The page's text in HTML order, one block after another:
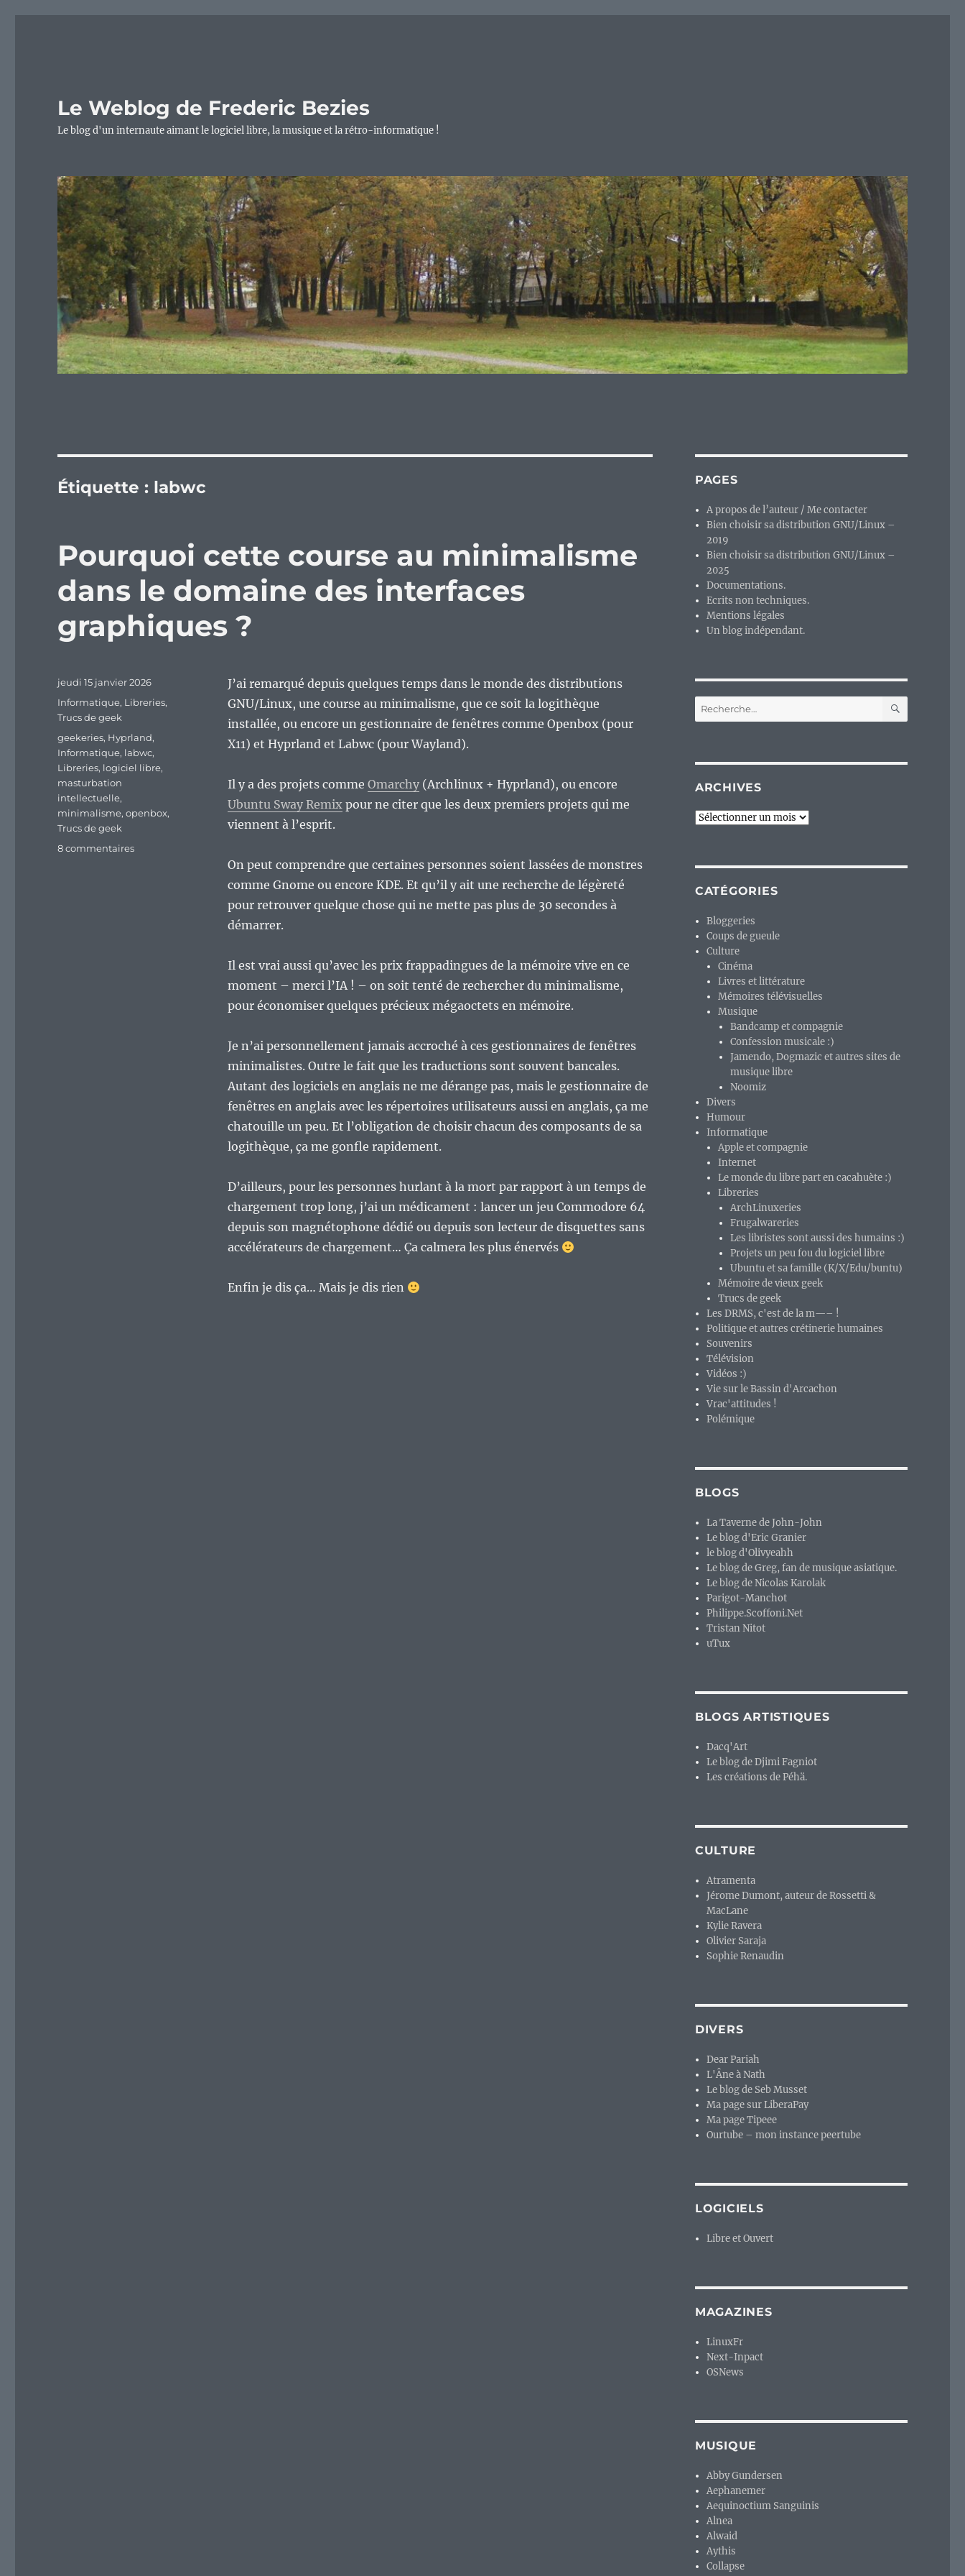
Le Weblog de Frederic Bezies
Le blog d'un internaute aimant le logiciel libre, la musique et la rétro-informatique !
Étiquette : labwc
Pourquoi cette course au minimalisme
dans le domaine des interfaces
graphiques ?
J’ai remarqué depuis quelques temps dans le monde des distributions
GNU/Linux, une course au minimalisme, que ce soit la logithèque
installée, ou encore un gestionnaire de fenêtres comme Openbox (pour
X11) et Hyprland et Labwc (pour Wayland).
Il y a des projets comme Omarchy(Archlinux + Hyprland), ou encore
Ubuntu Sway Remixpour ne citer que les deux premiers projets qui me
viennent à l’esprit.
On peut comprendre que certaines personnes soient lassées de monstres
comme Gnome ou encore KDE. Et qu’il y ait une recherche de légèreté
pour retrouver quelque chose qui ne mette pas plus de 30 secondes à
démarrer.
Il est vrai aussi qu’avec les prix frappadingues de la mémoire vive en ce
moment – merci l’IA ! – on soit tenté de rechercher du minimalisme,
pour économiser quelques précieux mégaoctets en mémoire.
Je n’ai personnellement jamais accroché à ces gestionnaires de fenêtres
minimalistes. Outre le fait que les traductions sont souvent bancales.
Autant des logiciels en anglais ne me dérange pas, mais le gestionnaire de
fenêtres en anglais avec les répertoires utilisateurs aussi en anglais, ça me
chatouille un peu. Et l’obligation de choisir chacun des composants de sa
logithèque, ça me gonfle rapidement.
D’ailleurs, pour les personnes hurlant à la mort par rapport à un temps de
chargement trop long, j’ai un médicament : lancer un jeu Commodore 64
depuis son magnétophone dédié ou depuis son lecteur de disquettes sans
accélérateurs de chargement… Ça calmera les plus énervés
Enfin je dis ça… Mais je dis rien
Publié
jeudi 15 janvier 2026
Catégories
Informatique, Libreries,
Trucs de geek
Étiquettes
geekeries, Hyprland,
Informatique, labwc,
Libreries, logiciel libre,
masturbation
intellectuelle,
minimalisme,openbox,
Trucs de geek
8 commentairessur
PAGES
A propos de l’auteur / Me contacter
Bien choisir sa distribution GNU/Linux –
2019
Bien choisir sa distribution GNU/Linux –
2025
Documentations.
Ecrits non techniques.
Mentions légales
Un blog indépendant.
Recherche
pour :
ARCHIVES
Archives
CATÉGORIES
Bloggeries
Coups de gueule
Culture
Cinéma
Livres et littérature
Mémoires télévisuelles
Musique
Bandcamp et compagnie
Confession musicale :)
Jamendo, Dogmazic et autres sites de
musique libre
Noomiz
Divers
Humour
Informatique
Apple et compagnie
Internet
Le monde du libre part en cacahuète :)
Libreries
ArchLinuxeries
Frugalwareries
Les libristes sont aussi des humains :)
Projets un peu fou du logiciel libre
Ubuntu et sa famille (K/X/Edu/buntu)
Mémoire de vieux geek
Trucs de geek
Les DRMS, c'est de la m—– !
Politique et autres crétinerie humaines
Souvenirs
Télévision
Vidéos :)
Vie sur le Bassin d'Arcachon
Vrac'attitudes !
Polémique
BLOGS
La Taverne de John-John
Le blog d'Eric Granier
le blog d'Olivyeahh
Le blog de Greg, fan de musique asiatique.
Le blog de Nicolas Karolak
Parigot-Manchot
Philippe.Scoffoni.Net
Tristan Nitot
uTux
BLOGS ARTISTIQUES
Dacq'Art
Le blog de Djimi Fagniot
Les créations de Péhä.
CULTURE
Atramenta
Jérome Dumont, auteur de Rossetti &
MacLane
Kylie Ravera
Olivier Saraja
Sophie Renaudin
DIVERS
Dear Pariah
L'Âne à Nath
Le blog de Seb Musset
Ma page sur LiberaPay
Ma page Tipeee
Ourtube – mon instance peertube
LOGICIELS
Libre et Ouvert
MAGAZINES
LinuxFr
Next-Inpact
OSNews
MUSIQUE
Abby Gundersen
Aephanemer
Aequinoctium Sanguinis
Alnea
Alwaid
Aythis
Collapse